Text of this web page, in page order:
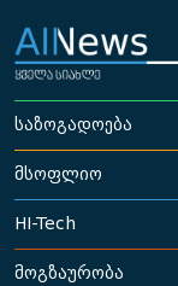
საზოგადოება
მსოფლიო
HI-Tech
მოგზაურობა